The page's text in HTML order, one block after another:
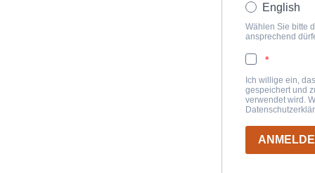
English
Wählen Sie bitte
ansprechend
Ich willige ein,
gespeichert und
verwendet wird.